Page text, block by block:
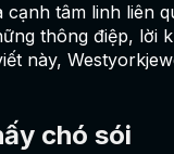
cạnh tâm linh liên
thông điệp, lời
này,
chó sói